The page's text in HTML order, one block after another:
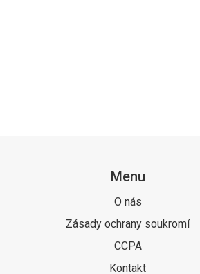
Menu
O nás
Zásady ochrany soukromí
CCPA
Kontakt